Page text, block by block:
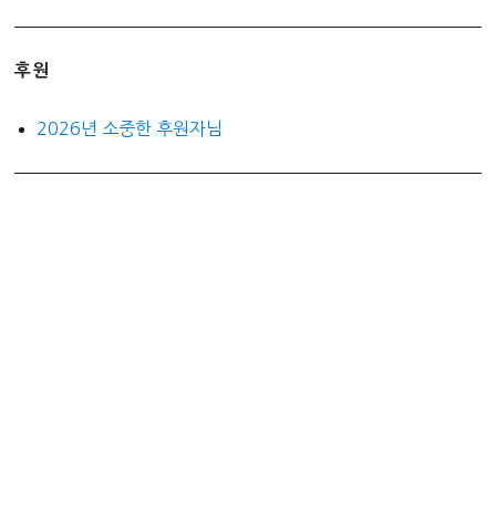
후원
2026년 소중한 후원자님